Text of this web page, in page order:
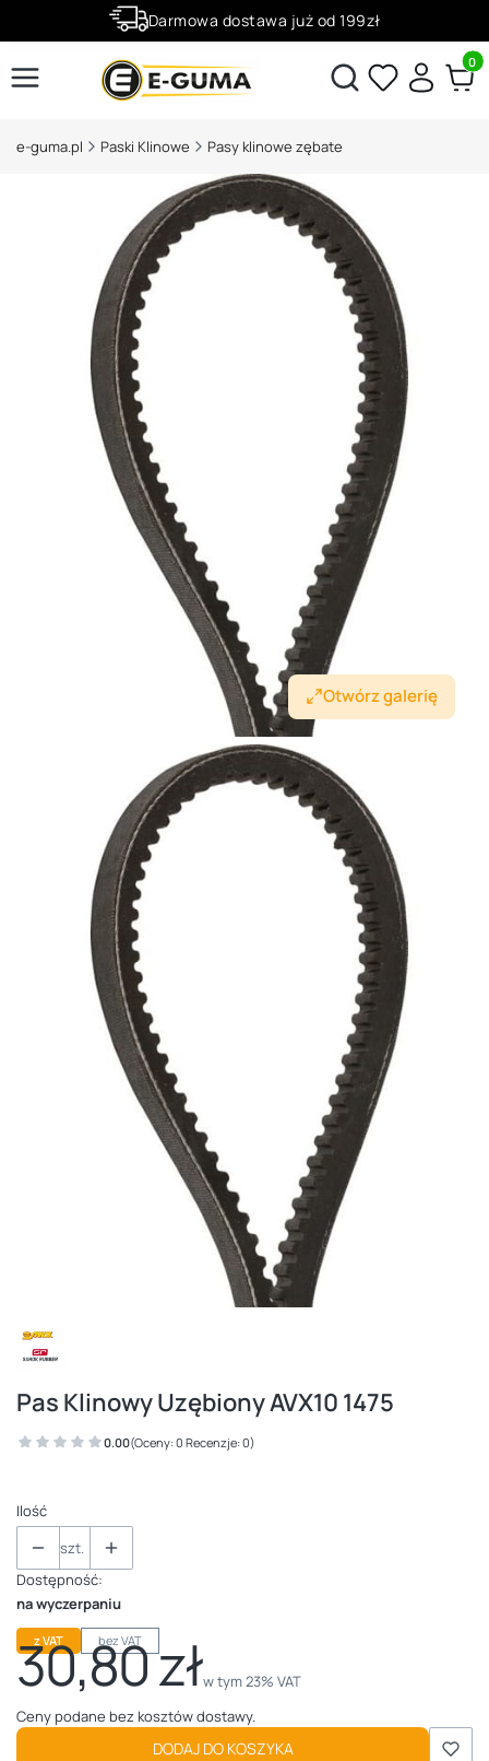
Darmowa dostawa już od 199zł
Rabaty -50% na wybrane produktyOtwórz wyszukiwarkę
e-guma.pl Paski Klinowe Pasy klinowe zębate
Otwórz galerię
Pas Klinowy Uzębiony AVX10 1475
0.00(Oceny: 0 Recenzje: 0)
Ilość
szt.
Dostępność:
na wyczerpaniu
z VAT bez VAT
Cena
30,80 złw tym 23% VAT
w tym23% VAT
Ceny podane bez kosztów dostawy.
DODAJ DO KOSZYKA